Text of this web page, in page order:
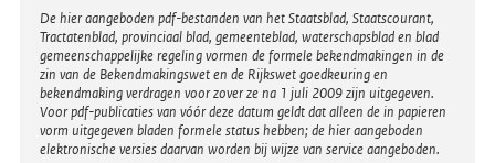
n
e
l
i
n
Disclaimer
De hier aangeboden pdf-bestanden van het Staatsblad, Staatscourant,
Tractatenblad, provinciaal blad, gemeenteblad, waterschapsblad en blad
gemeenschappelijke regeling vormen de formele bekendmakingen in de
zin van de Bekendmakingswet en de Rijkswet goedkeuring en
bekendmaking verdragen voor zover ze na 1 juli 2009 zijn uitgegeven.
Voor pdf-publicaties van vóór deze datum geldt dat alleen de in papieren
vorm uitgegeven bladen formele status hebben; de hier aangeboden
elektronische versies daarvan worden bij wijze van service aangeboden.